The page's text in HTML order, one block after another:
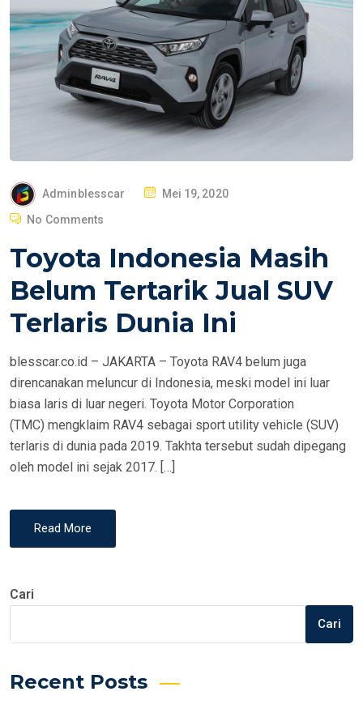
Adminblesscar
P
T
D
O
Mei 19, 2020
No Comments
Toyota Indonesia Masih
Belum Tertarik Jual SUV
Terlaris Dunia Ini
blesscar.co.id – JAKARTA – Toyota RAV4 belum juga
direncanakan meluncur di Indonesia, meski model ini luar
biasa laris di luar negeri. Toyota Motor Corporation
(TMC) mengklaim RAV4 sebagai sport utility vehicle (SUV)
terlaris di dunia pada 2019. Takhta tersebut sudah dipegang
oleh model ini sejak 2017. […]
Read More
Cari
Cari
Recent Posts